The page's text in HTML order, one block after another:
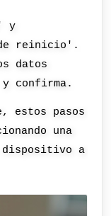
y
de reinicio'.
datos
confirma.
estos pasos
una
dispositivo a